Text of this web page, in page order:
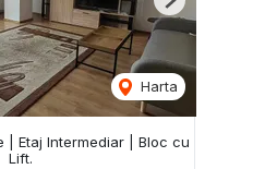
Harta
Next
| Etaj Intermediar | Bloc cu
Lift.